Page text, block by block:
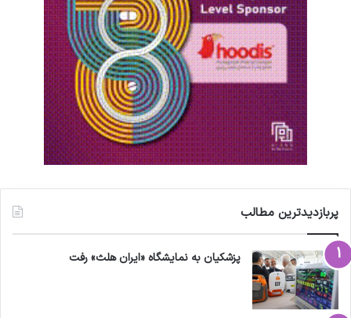
پربازدیدترین مطالب
پزشکیان به نمایشگاه «ایران هلث» رفت